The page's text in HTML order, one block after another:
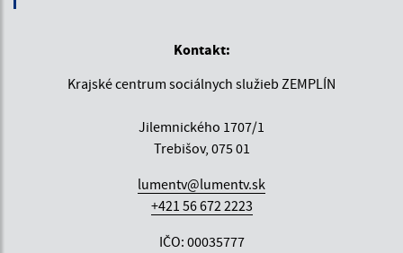
Kontakt:
Krajské centrum sociálnych služieb ZEMPLÍN
Jilemnického 1707/1
Trebišov, 075 01
lumentv@lumentv.sk
+421 56 672 2223
IČO: 00035777